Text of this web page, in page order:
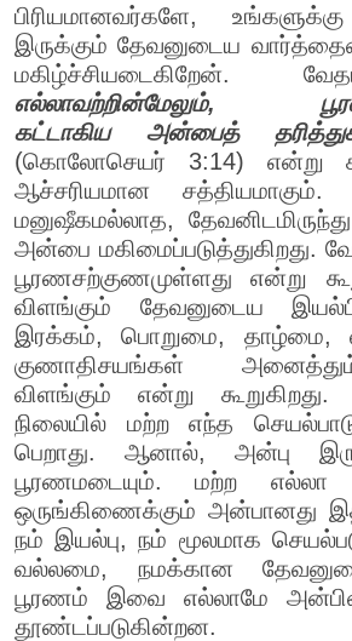
பிரியமானவர்களே,
இருக்கும் தேவனுடைய
மகிழ்ச்சியடைகிறேன்.
எல்லாவற்றின்மேலும்,
கட்டாகிய அன்பைத்
(கொலோசெயர் 3:14) என்று
ஆச்சரியமான
மனுஷீகமல்லாத,
அன்பை மகிமைப்படுத்துகிறது.
பூரணசற்குணமுள்ளது என்று
விளங்கும் தேவனுடைய
இரக்கம், பொறுமை, தாழ்மை,
குணாதிசயங்கள்
விளங்கும் என்று
நிலையில் மற்ற எந்த
பெறாது. ஆனால், அன்பு
பூரணமடையும். மற்ற எல்லா
ஒருங்கிணைக்கும் அன்பானது
நம் இயல்பு, நம் மூலமாக
வல்லமை, நமக்கான
பூரணம் இவை எல்லாமே
தூண்டப்படுகின்றன.